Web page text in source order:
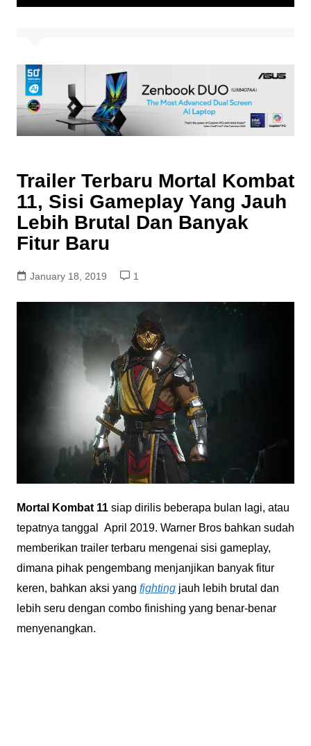
Trailer Terbaru Mortal Kombat
11, Sisi Gameplay Yang Jauh
Lebih Brutal Dan Banyak
Fitur Baru
January 18, 2019 1
Mortal Kombat 11siap dirilis beberapa bulan lagi, atau
tepatnya tanggal April 2019. Warner Bros bahkan sudah
memberikan trailer terbaru mengenai sisi gameplay,
dimana pihak pengembang menjanjikan banyak fitur
keren, bahkan aksi yang fighting jauh lebih brutal dan
lebih seru dengan combo finishing yang benar-benar
menyenangkan.